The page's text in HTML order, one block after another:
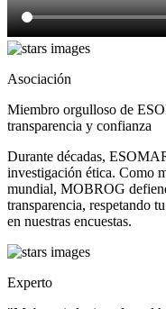
Asociación
Miembro orgulloso de
transparencia y confianza
Durante décadas,
investigación ética. Como
mundial, MOBROG
transparencia, respetando
en nuestras encuestas.
Experto